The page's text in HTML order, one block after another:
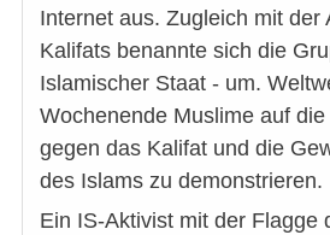
Internet aus. Zugleich mit der
Kalifats benannte sich die
Islamischer Staat - um.
Wochenende Muslime auf
gegen das Kalifat und die
des Islams zu demonstrieren.
Ein IS-Aktivist mit der Flagge